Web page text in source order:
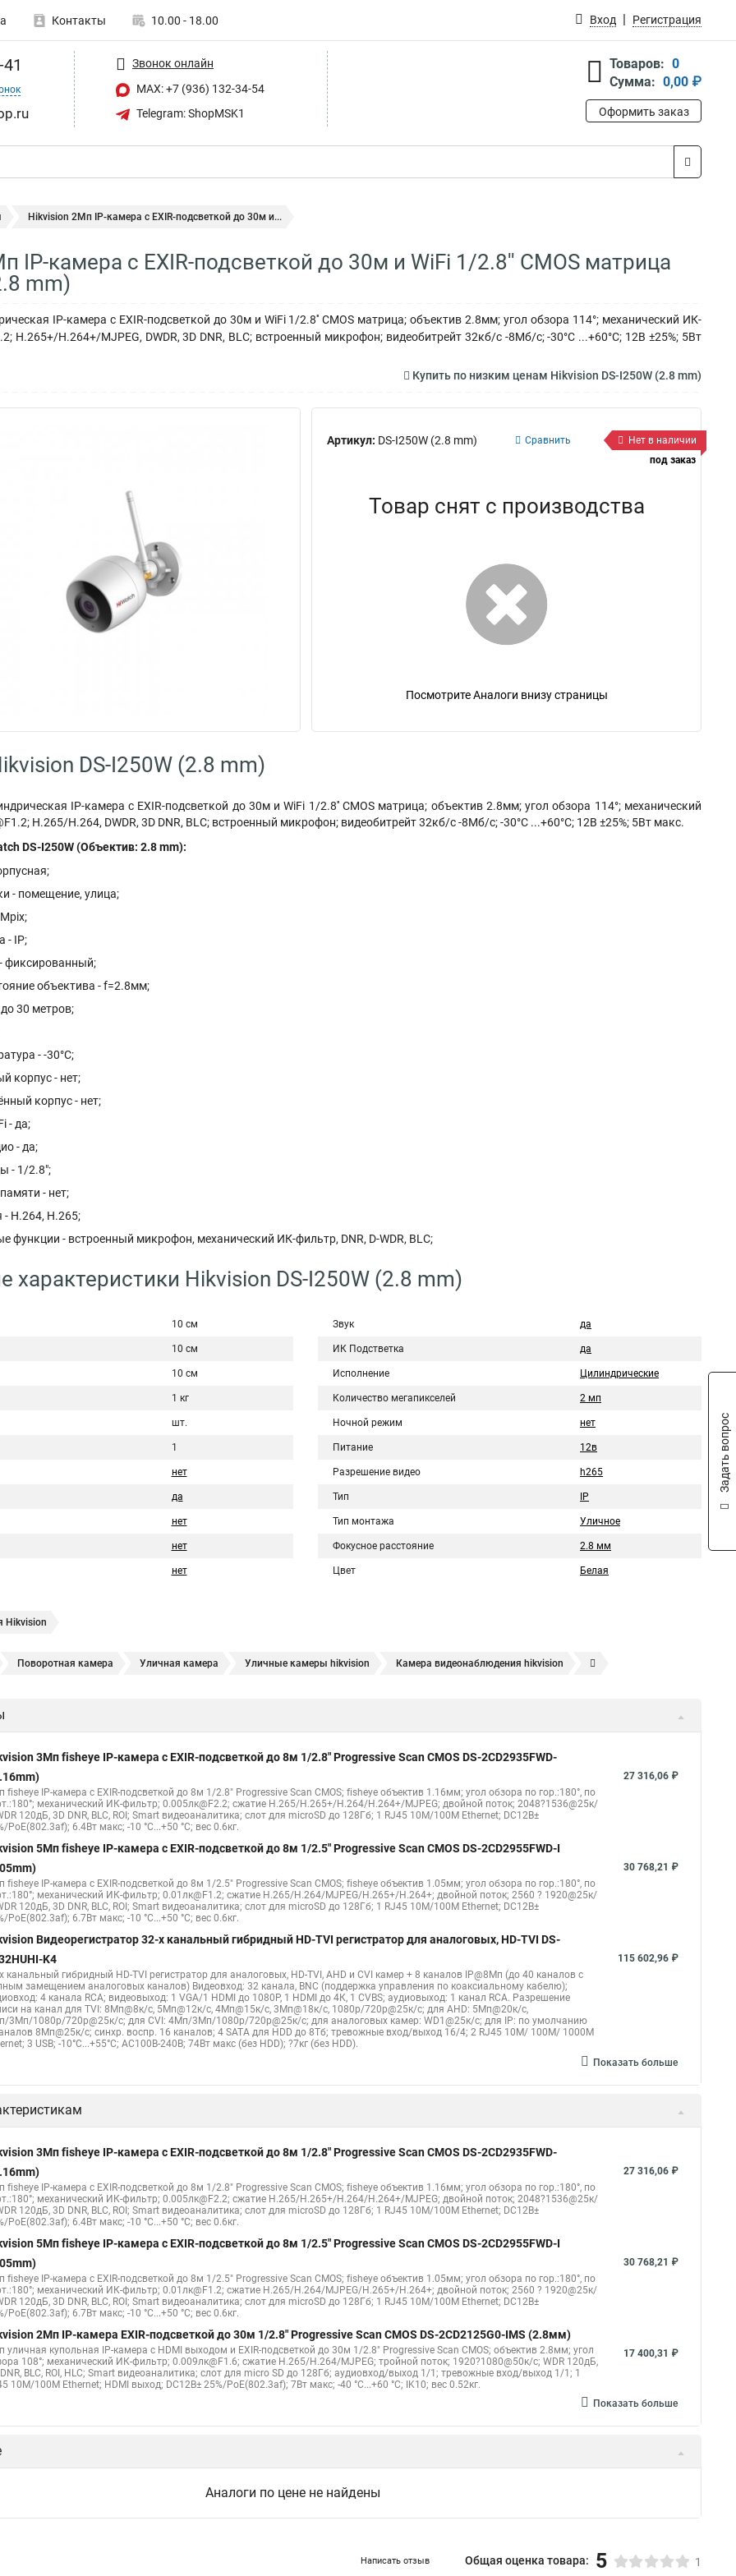
Контакты 10.00 - 18.00 Вход Регистрация
Звонок онлайн
MAX: +7 (936) 132-34-54
Telegram: ShopMSK1
Товаров: 0
Сумма: 0,00 ₽
Оформить заказ
Hikvision 2Мп IP-камера c EXIR-подсветкой до 30м и...
IP-камера c EXIR-подсветкой до 30м и WiFi 1/2.8'' CMOS матрица
mm)
IP-камера c EXIR-подсветкой до 30м и WiFi 1/2.8'' CMOS матрица; объектив 2.8мм; угол обзора 114°; механический ИК-
H.265+/H.264+/MJPEG, DWDR, 3D DNR, BLC; встроенный микрофон; видеобитрейт 32кб/с -8Мб/с; -30°C ...+60°C; 12В ±25%; 5Вт
Купить по низким ценам Hikvision DS-I250W (2.8 mm)
Артикул: DS-I250W (2.8 mm) Сравнить
Нет в наличии
под заказ
Товар снят с производства
Посмотрите Аналоги внизу страницы
DS-I250W (2.8 mm)
IP-камера c EXIR-подсветкой до 30м и WiFi 1/2.8'' CMOS матрица; объектив 2.8мм; угол обзора 114°; механический
H.265/H.264, DWDR, 3D DNR, BLC; встроенный микрофон; видеобитрейт 32кб/с -8Мб/с; -30°C ...+60°C; 12В ±25%; 5Вт макс.
DS-I250W (Объектив: 2.8 mm):
- помещение, улица;
- IP;
фиксированный;
объектива - f=2.8мм;
30 метров;
- -30°С;
корпус - нет;
корпус - нет;
- да;
- да;
- 1/2.8";
- нет;
H.264, H.265;
функции - встроенный микрофон, механический ИК-фильтр, DNR, D-WDR, BLC;
характеристики Hikvision DS-I250W (2.8 mm)
10 см
10 см
10 см
1 кг
шт.
1
нет
да
нет
нет
нет
Звук да
ИК Подстветка да
Исполнение Цилиндрические
Количество мегапикселей 2 мп
Ночной режим нет
Питание 12в
Разрешение видео h265
Тип IP
Тип монтажа Уличное
Фокусное расстояние 2.8 мм
Цвет Белая
Hikvision
Поворотная камера Уличная камера Уличные камеры hikvision Камера видеонаблюдения hikvision
Poe камера
Видеокамеры hikvision ds Видеокамера hikvision hiwatch
Hikvision камера ds 2cd2023g0 i Купольная камера Уличная камера Hikvision ip camera
Hikvision купольная Нikvision микрофон
3Мп fisheye IP-камера c EXIR-подсветкой до 8м 1/2.8" Progressive Scan CMOS DS-2CD2935FWD-
fisheye IP-камера c EXIR-подсветкой до 8м 1/2.8" Progressive Scan CMOS; fisheye объектив 1.16мм; угол обзора по гор.:180°, по
механический ИК-фильтр; 0.005лк@F2.2; сжатие H.265/H.265+/H.264/H.264+/MJPEG; двойной поток; 2048?1536@25к/
120дБ, 3D DNR, BLC, ROI; Smart видеоаналитика; слот для microSD до 128Гб; 1 RJ45 10M/100M Ethernet; DC12В±
PoE(802.3af); 6.4Вт макс; -10 °C...+50 °C; вес 0.6кг.
27 316,06 ₽
5Мп fisheye IP-камера c EXIR-подсветкой до 8м 1/2.5" Progressive Scan CMOS DS-2CD2955FWD-I
fisheye IP-камера c EXIR-подсветкой до 8м 1/2.5" Progressive Scan CMOS; fisheye объектив 1.05мм; угол обзора по гор.:180°, по
механический ИК-фильтр; 0.01лк@F1.2; сжатие H.265/H.264/MJPEG/H.265+/H.264+; двойной поток; 2560 ? 1920@25к/
120дБ, 3D DNR, BLC, ROI; Smart видеоаналитика; слот для microSD до 128Гб; 1 RJ45 10M/100M Ethernet; DC12В±
PoE(802.3af); 6.7Вт макс; -10 °C...+50 °C; вес 0.6кг.
30 768,21 ₽
Видеорегистратор 32-х канальный гибридный HD-TVI регистратор для аналоговых, HD-TVI DS-
K4
канальный гибридный HD-TVI регистратор для аналоговых, HD-TVI, AHD и CVI камер + 8 каналов IP@8Мп (до 40 каналов с
замещением аналоговых каналов) Видеовход: 32 канала, BNC (поддержка управления по коаксиальному кабелю);
4 канала RCA; видеовыход: 1 VGA/1 HDMI до 1080Р, 1 HDMI до 4К, 1 CVBS; аудиовыход: 1 канал RCA. Разрешение
на канал для TVI: 8Мп@8к/с, 5Мп@12к/с, 4Мп@15к/с, 3Мп@18к/с, 1080p/720p@25к/с; для AHD: 5Мп@20к/с,
3Мп/1080p/720p@25к/с; для CVI: 4Мп/3Мп/1080p/720p@25к/с; для аналоговых камер: WD1@25к/с; для IP: по умолчанию
8Мп@25к/с; синхр. воспр. 16 каналов; 4 SATA для HDD до 8Тб; тревожные вход/выход 16/4; 2 RJ45 10M/ 100M/ 1000М
3 USB; -10°C...+55°C; АC100В-240В; 74Вт макс (без HDD); ?7кг (без HDD).
115 602,96 ₽
Показать больше
3Мп fisheye IP-камера c EXIR-подсветкой до 8м 1/2.8" Progressive Scan CMOS DS-2CD2935FWD-
fisheye IP-камера c EXIR-подсветкой до 8м 1/2.8" Progressive Scan CMOS; fisheye объектив 1.16мм; угол обзора по гор.:180°, по
механический ИК-фильтр; 0.005лк@F2.2; сжатие H.265/H.265+/H.264/H.264+/MJPEG; двойной поток; 2048?1536@25к/
120дБ, 3D DNR, BLC, ROI; Smart видеоаналитика; слот для microSD до 128Гб; 1 RJ45 10M/100M Ethernet; DC12В±
PoE(802.3af); 6.4Вт макс; -10 °C...+50 °C; вес 0.6кг.
27 316,06 ₽
5Мп fisheye IP-камера c EXIR-подсветкой до 8м 1/2.5" Progressive Scan CMOS DS-2CD2955FWD-I
fisheye IP-камера c EXIR-подсветкой до 8м 1/2.5" Progressive Scan CMOS; fisheye объектив 1.05мм; угол обзора по гор.:180°, по
механический ИК-фильтр; 0.01лк@F1.2; сжатие H.265/H.264/MJPEG/H.265+/H.264+; двойной поток; 2560 ? 1920@25к/
120дБ, 3D DNR, BLC, ROI; Smart видеоаналитика; слот для microSD до 128Гб; 1 RJ45 10M/100M Ethernet; DC12В±
PoE(802.3af); 6.7Вт макс; -10 °C...+50 °C; вес 0.6кг.
30 768,21 ₽
2Мп IP-камера EXIR-подсветкой до 30м 1/2.8" Progressive Scan CMOS DS-2CD2125G0-IMS (2.8мм)
уличная купольная IP-камера с HDMI выходом и EXIR-подсветкой до 30м 1/2.8" Progressive Scan CMOS; объектив 2.8мм; угол
108°; механический ИК-фильтр; 0.009лк@F1.6; сжатие H.265/H.264/MJPEG; тройной поток; 1920?1080@50к/с; WDR 120дБ,
BLC, ROI, HLC; Smart видеоаналитика; слот для micro SD до 128Гб; аудиовход/выход 1/1; тревожные вход/выход 1/1; 1
10M/100M Ethernet; HDMI выход; DC12В± 25%/PoE(802.3af); 7Вт макс; -40 °C...+60 °C; IK10; вес 0.52кг.
17 400,31 ₽
Показать больше
Аналоги по цене не найдены
Написать отзыв Общая оценка товара: 5 1
Задать вопрос